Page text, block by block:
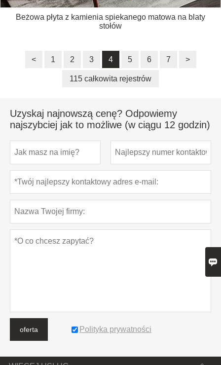
Beżowa płyta z kamienia spiekanego matowa na blaty
stołów
< 1 2 3 4 5 6 7 >
115 całkowita rejestrów
Uzyskaj najnowszą cenę? Odpowiemy
najszybciej jak to możliwe (w ciągu 12 godzin)
oferta Polityka prywatności
